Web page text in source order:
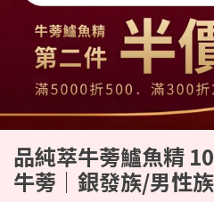
品純萃牛蒡鱸魚精
牛蒡｜銀發族/男性